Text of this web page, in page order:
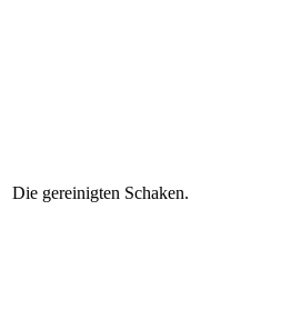
Die gereinigten Schaken.